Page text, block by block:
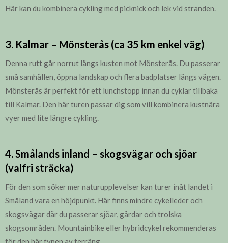
Här kan du kombinera cykling med picknick och lek vid stranden.
3. Kalmar – Mönsterås (ca 35 km enkel väg)
Denna rutt går norrut längs kusten mot Mönsterås. Du passerar
små samhällen, öppna landskap och flera badplatser längs vägen.
Mönsterås är perfekt för ett lunchstopp innan du cyklar tillbaka
till Kalmar. Den här turen passar dig som vill kombinera kustnära
vyer med lite längre cykling.
4. Smålands inland – skogsvägar och sjöar
(valfri sträcka)
För den som söker mer naturupplevelser kan turer inåt landet i
Småland vara en höjdpunkt. Här finns mindre cykelleder och
skogsvägar där du passerar sjöar, gårdar och trolska
skogsområden. Mountainbike eller hybridcykel rekommenderas